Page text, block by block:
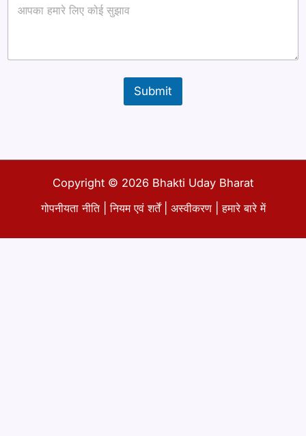
ल
Submit
Copyright © 2026 Bhakti Uday Bharat
गोपनीयता नीति|नियम एवं शर्तें| अस्वीकरण |हमारे बारे में